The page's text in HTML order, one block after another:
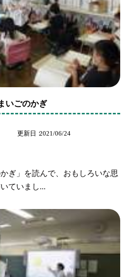
いごのかぎ
更新日 2021/06/24
ぎ」を読んで、おもしろいな思
ていまし...